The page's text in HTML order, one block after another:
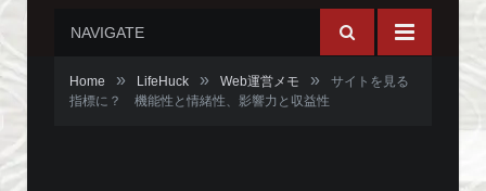
NAVIGATE
Home » LifeHuck » Web運営メモ »
サイトを見る
指標に？ 機能性と情緒性、影響力と収益性